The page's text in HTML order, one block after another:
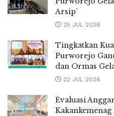
Arsip’
25 JUL 2026
Tingkatkan
Purworejo
dan Ormas
22 JUL 2026
Evaluasi